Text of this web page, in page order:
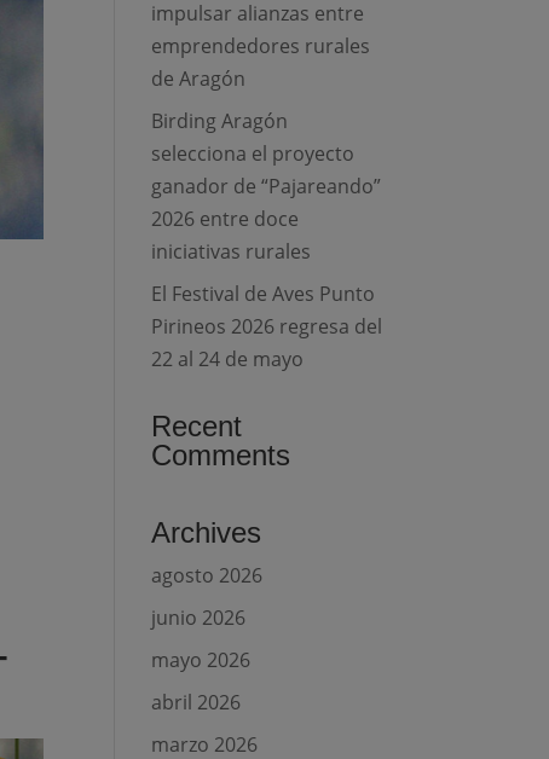
impulsar alianzas entre
emprendedores rurales
de Aragón
Birding Aragón
selecciona el proyecto
ganador de “Pajareando”
2026 entre doce
iniciativas rurales
El Festival de Aves Punto
Pirineos 2026 regresa del
22 al 24 de mayo
Recent
Comments
Archives
agosto 2026
junio 2026
mayo 2026
abril 2026
marzo 2026